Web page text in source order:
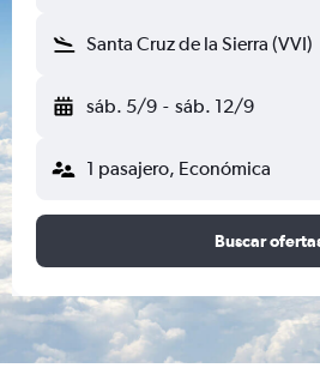
Santa Cruz de la Sierra (VVI)
sáb. 5/9 - sáb. 12/9
1 pasajero, Económica
Buscar